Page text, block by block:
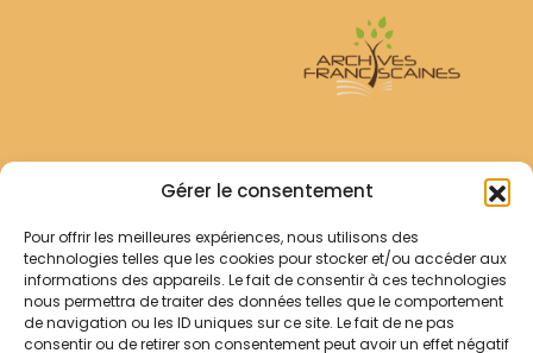
Gérer le consentement
Pour offrir les meilleures expériences, nous utilisons des
technologies telles que les cookies pour stocker et/ou accéder aux
informations des appareils. Le fait de consentir à ces technologies
nous permettra de traiter des données telles que le comportement
de navigation ou les ID uniques sur ce site. Le fait de ne pas
consentir ou de retirer son consentement peut avoir un effet négatif
Archives Franciscaines
RECHERCHER
Comment chercher ?
Les archives